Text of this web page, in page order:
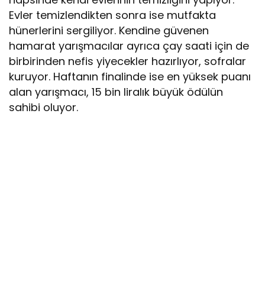
Evler temizlendikten sonra ise mutfakta
hünerlerini sergiliyor. Kendine güvenen
hamarat yarışmacılar ayrıca çay saati için de
birbirinden nefis yiyecekler hazırlıyor, sofralar
kuruyor. Haftanın finalinde ise en yüksek puanı
alan yarışmacı, 15 bin liralık büyük ödülün
sahibi oluyor.